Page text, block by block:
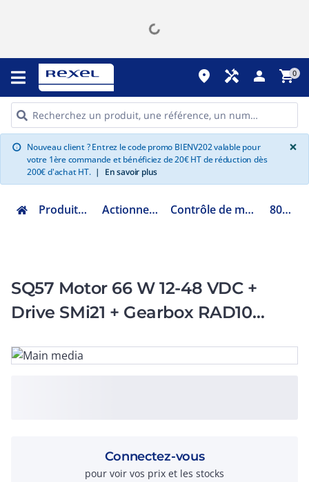
place handyman person shopping_cart0
info Nouveau client ? Entrez le code promo BIENV202 valable pour
votre 1ère commande et bénéficiez de 20€ HT de réduction dès
200€ d'achat HT. | En savoir plus
×
Produits Industriels Actionneur électrique Contrôle de mouvement motion 80141014
SQ57 Motor 66 W 12-48 VDC +
Drive SMi21 + Gearbox RAD10
Connectez-vous
pour voir vos prix et les stocks